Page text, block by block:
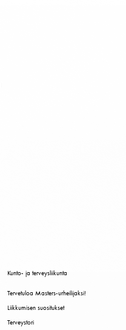
Kunto- ja terveysliikunta
Tervetuloa Masters-urheilijaksi!
Liikkumisen suositukset
Terveystori